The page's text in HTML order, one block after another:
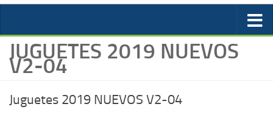
JUGUETES 2019 NUEVOS
V2-04
Juguetes 2019 NUEVOS V2-04